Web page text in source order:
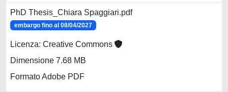
PhD Thesis_Chiara Spaggiari.pdf
embargo fino al 08/04/2027
Licenza: Creative Commons
Dimensione 7.68 MB
Formato Adobe PDF